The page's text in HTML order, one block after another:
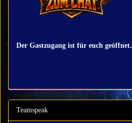
Der Gastzugang ist für euch geöffnet.
Teamspeak